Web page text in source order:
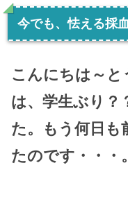
今でも、怯える採血
こんにちは～と
は、学生ぶり？
た。もう何日も
たのです・・・